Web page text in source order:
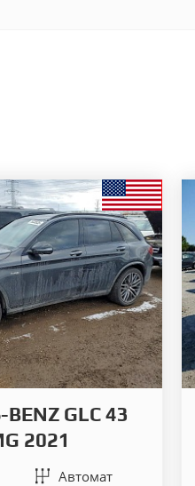
BENZ GLC 43
2021
Автомат